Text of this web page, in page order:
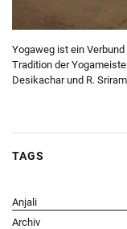
Yogaweg ist ein
Tradition der
Desikachar und R.
TAGS
Anjali
Archiv